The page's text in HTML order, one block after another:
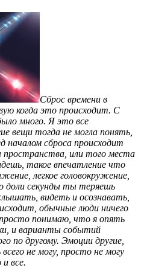
Сброс времени в
когда это происходит. С
много. Я это все
вещи тогда не могла понять,
началом сброса происходит
пространства, или того места
такое впечатление что
легкое головокружение,
доли секунды ты теряешь
видеть и осознавать,
обычные люди ничего
понимаю, что я опять
и варианты событий
по другому. Эмоции другие,
не могу, просто не могу
все.